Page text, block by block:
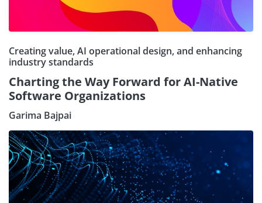
Creating value, AI operational design, and enhancing
industry standards
Charting the Way Forward for AI-Native
Software Organizations
Garima Bajpai